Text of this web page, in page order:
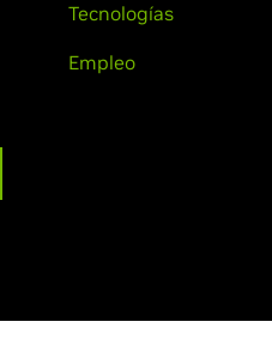
Tecnologías
Empleo